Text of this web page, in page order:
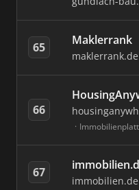
65 Maklerrank
maklerrank.de
66
67
immobilien.de